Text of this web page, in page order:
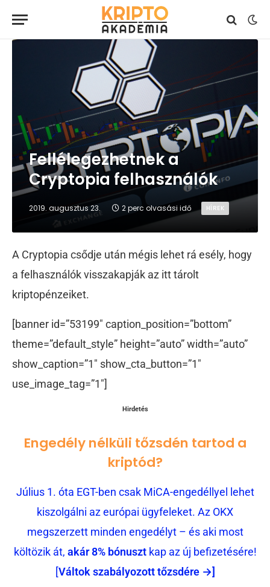
Fellélegezhetnek a
Cryptopia felhasználók
2019. augusztus 23. 2 perc olvasási idő HÍREK
A Cryptopia csődje után mégis lehet rá esély, hogy
a felhasználók visszakapják az itt tárolt
kriptopénzeiket.
[banner id=”53199″ caption_position=”bottom”
theme=”default_style” height=”auto” width=”auto”
show_caption=”1″ show_cta_button=”1″
use_image_tag=”1″]
Hirdetés
Engedély nélküli tőzsdén tartod a
kriptód?
Július 1. óta EGT-ben csak MiCA-engedéllyel lehet
kiszolgálni az európai ügyfeleket. Az OKX
megszerzett minden engedélyt – és aki most
költözik át, akár 8% bónusztkap az új befizetésére!
[Váltok szabályozott tőzsdére →]